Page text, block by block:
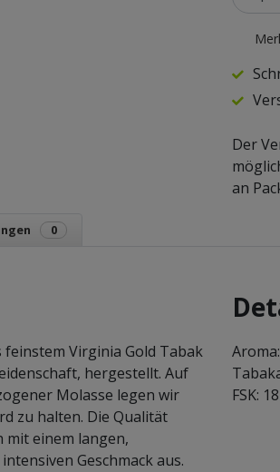
Der
an
0
Virginia Gold Tabak
hergestellt. Auf
Molasse legen wir
zu halten. Die Qualität
mit einem langen,
Geschmack aus.
FSK: 18